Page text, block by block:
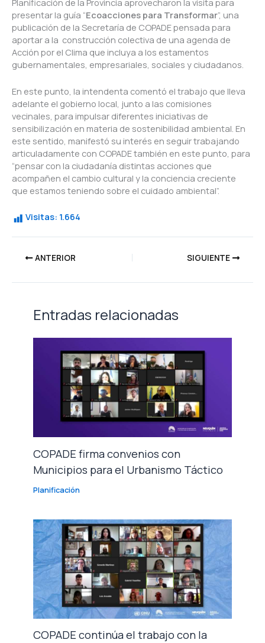
Planificación de la Provincia aprovecharon la visita para
presentar la guía “Ecoacciones para Transformar”, una
publicación de la Secretaría de COPADE pensada para
aportar a la construcción colectiva de una agenda de
Acción por el Clima que incluya a los estamentos
gubernamentales, empresariales, sociales y ciudadanos.
En este punto, la intendenta comentó el trabajo que lleva
adelante el gobierno local, junto a las comisiones
vecinales, para impulsar diferentes iniciativas de
sensibilización en materia de sostenibilidad ambiental. En
este sentido, manifestó su interés en seguir trabajando
articuladamente con COPADE también en este punto, para
“pensar con la ciudadanía distintas acciones que
acompañen el cambio cultural y la conciencia creciente
que estamos teniendo sobre el cuidado ambiental”.
Visitas: 1.664
ANTERIOR SIGUIENTE
Entradas relacionadas
COPADE firma convenios con
Municipios para el Urbanismo Táctico
Planificación
COPADE continúa el trabajo con la